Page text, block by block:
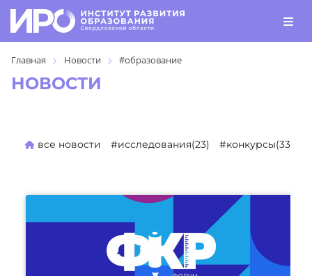
Главная Новости #образование
НОВОСТИ
все новости #исследования(23) #конкурсы(330)